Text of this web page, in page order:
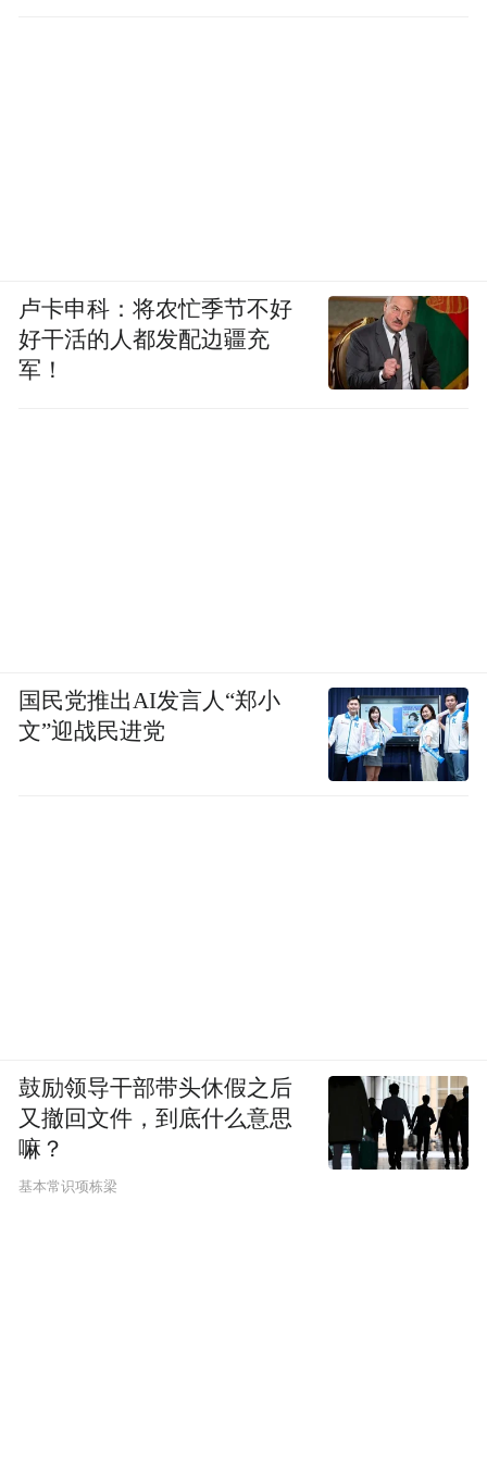
卢卡申科：将农忙季节不好
好干活的人都发配边疆充
军！
国民党推出AI发言人“郑小
文”迎战民进党
鼓励领导干部带头休假之后
又撤回文件，到底什么意思
嘛？
基本常识项栋梁